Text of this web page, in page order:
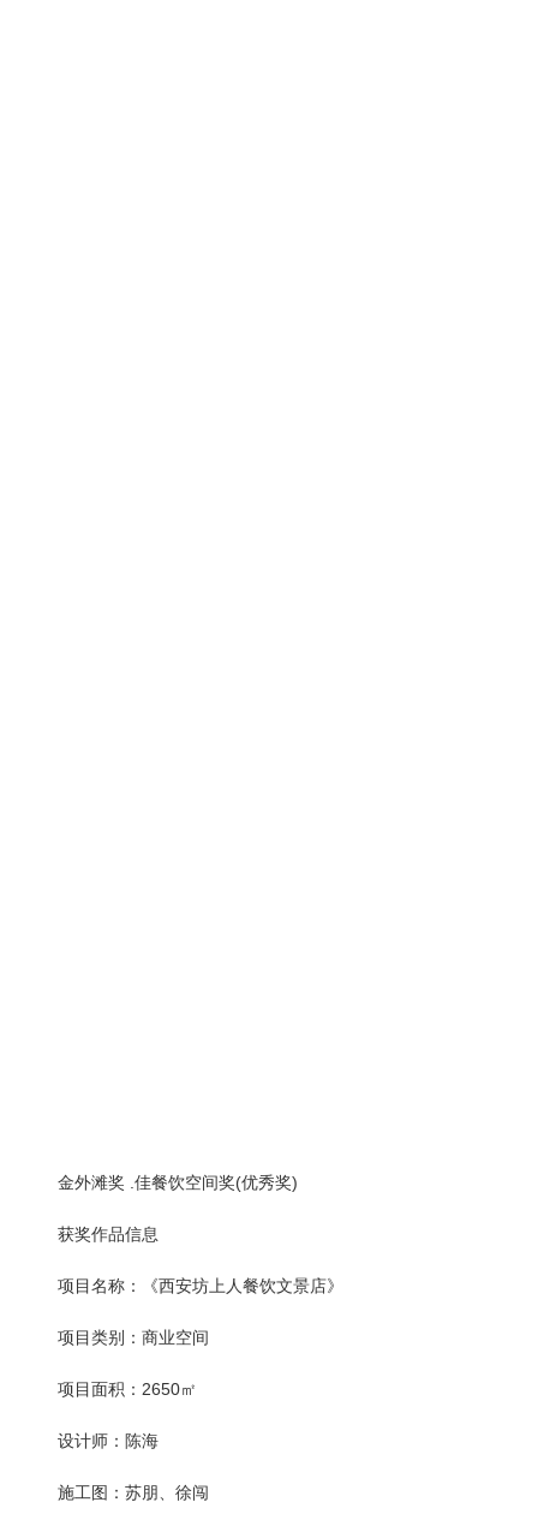
金外滩奖 .佳餐饮空间奖(优秀奖)
获奖作品信息
项目名称：《西安坊上人餐饮文景店》
项目类别：商业空间
项目面积：2650㎡
设计师：陈海
施工图：苏朋、徐闯